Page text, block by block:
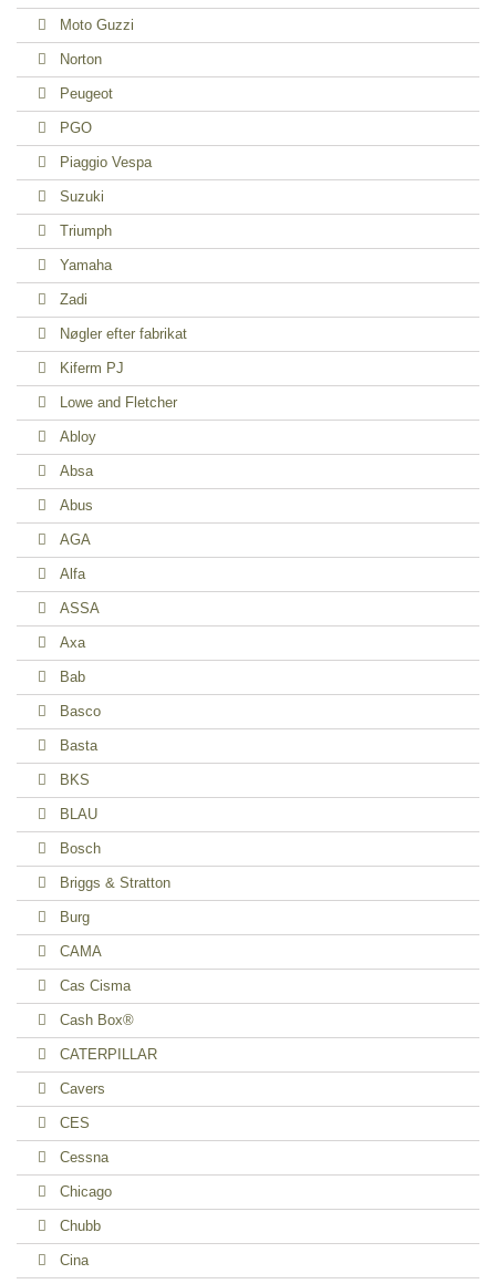
Moto Guzzi
Norton
Peugeot
PGO
Piaggio Vespa
Suzuki
Triumph
Yamaha
Zadi
Nøgler efter fabrikat
Kiferm PJ
Lowe and Fletcher
Abloy
Absa
Abus
AGA
Alfa
ASSA
Axa
Bab
Basco
Basta
BKS
BLAU
Bosch
Briggs & Stratton
Burg
CAMA
Cas Cisma
Cash Box®
CATERPILLAR
Cavers
CES
Cessna
Chicago
Chubb
Cina